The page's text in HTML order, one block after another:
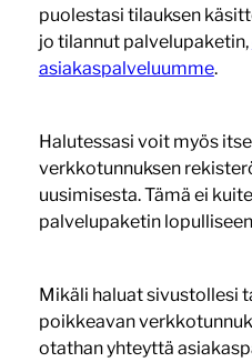
puolestasi tilauksen
jo tilannut palvelupaketin,
asiakaspalveluumme.
Halutessasi voit myös
verkkotunnuksen
uusimisesta. Tämä ei
palvelupaketin
Mikäli haluat sivustollesi
poikkeavan
otathan yhteyttä